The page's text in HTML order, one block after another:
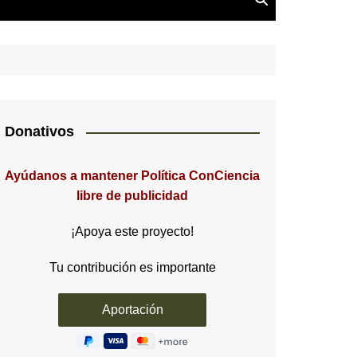
Donativos
Ayúdanos a mantener Política ConCiencia
libre de publicidad
¡Apoya este proyecto!
Tu contribución es importante